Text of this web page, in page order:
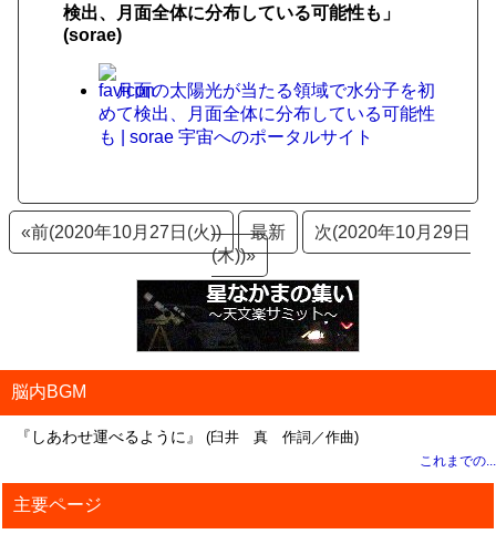
検出、月面全体に分布している可能性も」
(sorae)
月面の太陽光が当たる領域で水分子を初
めて検出、月面全体に分布している可能性
も | sorae 宇宙へのポータルサイト
«前(2020年10月27日(火)) 最新
次(2020年10月29日
(木))»
脳内BGM
『しあわせ運べるように』 (臼井 真 作詞／作曲)
これまでの...
主要ページ